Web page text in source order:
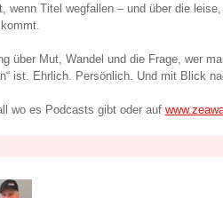
wenn Titel wegfallen – und über die
über Mut, Wandel und die Frage, wer
ist. Ehrlich. Persönlich. Und mit Blick
wo es Podcasts gibt oder auf